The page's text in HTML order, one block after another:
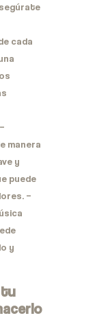
cada
manera
y
puede
–
y
tu